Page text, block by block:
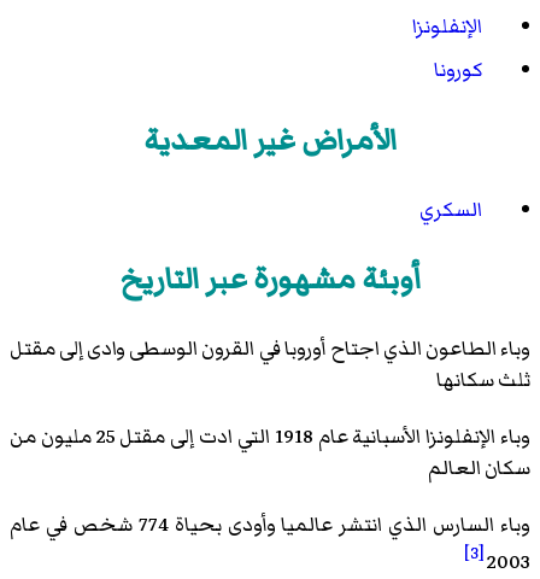
الإنفلونزا
كورونا
الأمراض غير المعدية
السكري
أوبئة مشهورة عبر التاريخ
وباء الطاعون الذي اجتاح أوروبا في القرون الوسطى وادى إلى مقتل
ثلث سكانها
وباء الإنفلونزا الأسبانية عام 1918 التي ادت إلى مقتل 25 مليون من
سكان العالم
وباء السارس الذي انتشر عالميا وأودى بحياة 774 شخص في عام
2003
[3]